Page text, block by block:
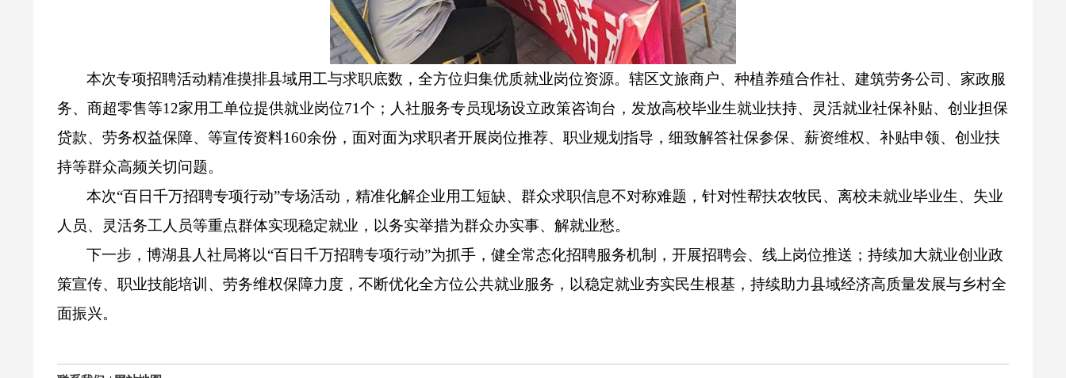
本次专项招聘活动精准摸排县域用工与求职底数，全方位归集优质就业岗位资源。辖区文旅商户、种植养殖合作社、建筑劳务公司、家政服
务、商超零售等12家用工单位提供就业岗位71个；人社服务专员现场设立政策咨询台，发放高校毕业生就业扶持、灵活就业社保补贴、创业担保
贷款、劳务权益保障、等宣传资料160余份，面对面为求职者开展岗位推荐、职业规划指导，细致解答社保参保、薪资维权、补贴申领、创业扶
持等群众高频关切问题。
本次“百日千万招聘专项行动”专场活动，精准化解企业用工短缺、群众求职信息不对称难题，针对性帮扶农牧民、离校未就业毕业生、失业
人员、灵活务工人员等重点群体实现稳定就业，以务实举措为群众办实事、解就业愁。
下一步，博湖县人社局将以“百日千万招聘专项行动”为抓手，健全常态化招聘服务机制，开展招聘会、线上岗位推送；持续加大就业创业政
策宣传、职业技能培训、劳务维权保障力度，不断优化全方位公共就业服务，以稳定就业夯实民生根基，持续助力县域经济高质量发展与乡村全
面振兴。